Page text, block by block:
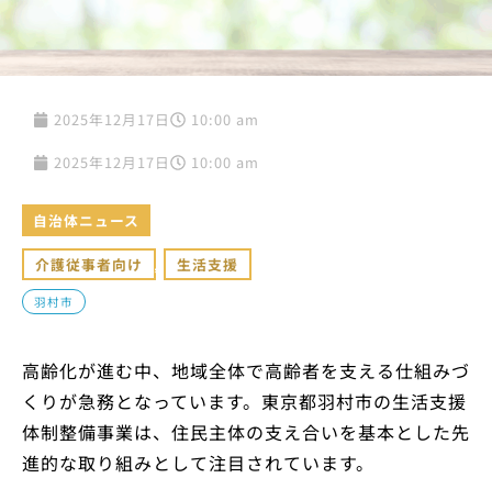
2025年12月17日 10:00 am
2025年12月17日 10:00 am
自治体ニュース
介護従事者向け , 生活支援
羽村市
高齢化が進む中、地域全体で高齢者を支える仕組みづ
くりが急務となっています。東京都羽村市の生活支援
体制整備事業は、住民主体の支え合いを基本とした先
進的な取り組みとして注目されています。